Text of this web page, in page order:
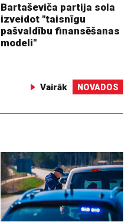
Bartaševiča partija sola
izveidot "taisnīgu
pašvaldību finansēšanas
modeli"
Vairāk NOVADOS